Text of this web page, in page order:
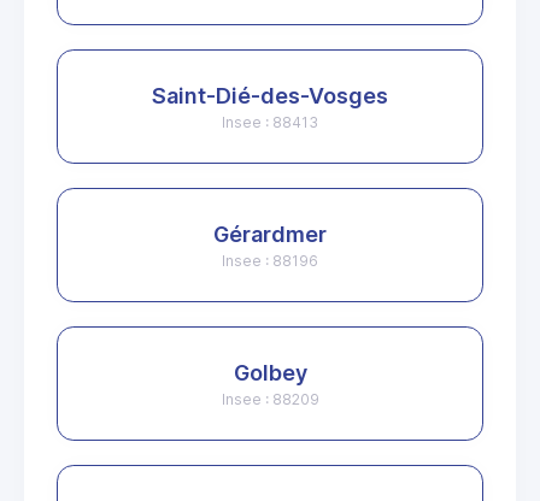
Saint-Dié-des-Vosges
Insee : 88413
Gérardmer
Insee : 88196
Golbey
Insee : 88209